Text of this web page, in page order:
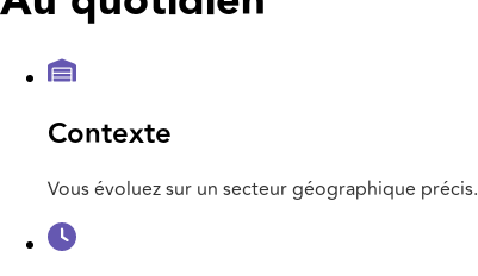
Contexte
Vous évoluez sur un secteur géographique précis.